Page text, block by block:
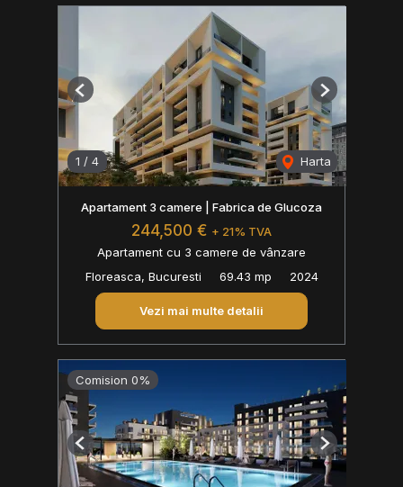
1 / 4 Harta
Previous Next
Apartament 3 camere | Fabrica de Glucoza
244,500 € + 21% TVA
Apartament cu 3 camere de vânzare
Floreasca, Bucuresti
69.43 mp 2024
Vezi mai multe detalii
Comision 0%
Previous Next